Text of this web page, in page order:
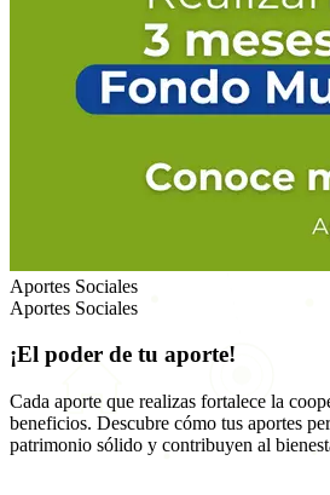
Aportes Sociales
Aportes Sociales
¡El poder de tu aporte!
Cada aporte que realizas fortalece la
beneficios. Descubre cómo tus aportes
patrimonio sólido y contribuyen al